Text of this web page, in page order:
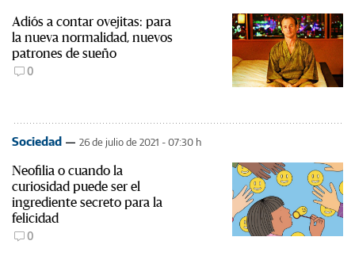
Adiós a contar ovejitas: para
la nueva normalidad, nuevos
patrones de sueño
0
Sociedad 26 de julio de 2021 - 07:30 h
Neofilia o cuando la
curiosidad puede ser el
ingrediente secreto para la
felicidad
0